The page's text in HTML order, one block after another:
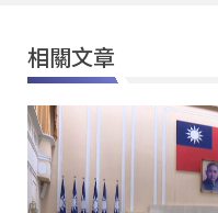
相關文章